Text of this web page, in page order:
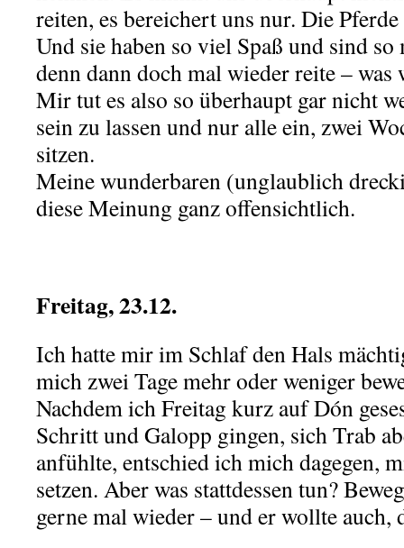
reiten, es bereichert uns nur. Die
Und sie haben so viel Spaß und sind
denn dann doch mal wieder reite –
Mir tut es also so überhaupt gar nicht
sein zu lassen und nur alle ein, zwei
sitzen.
Meine wunderbaren (unglaublich
diese Meinung ganz offensichtlich.
Freitag, 23.12.
Ich hatte mir im Schlaf den Hals
mich zwei Tage mehr oder weniger
Nachdem ich Freitag kurz auf Dón
Schritt und Galopp gingen, sich Trab
anfühlte, entschied ich mich dagegen,
setzen. Aber was stattdessen tun?
gerne mal wieder – und er wollte auch,